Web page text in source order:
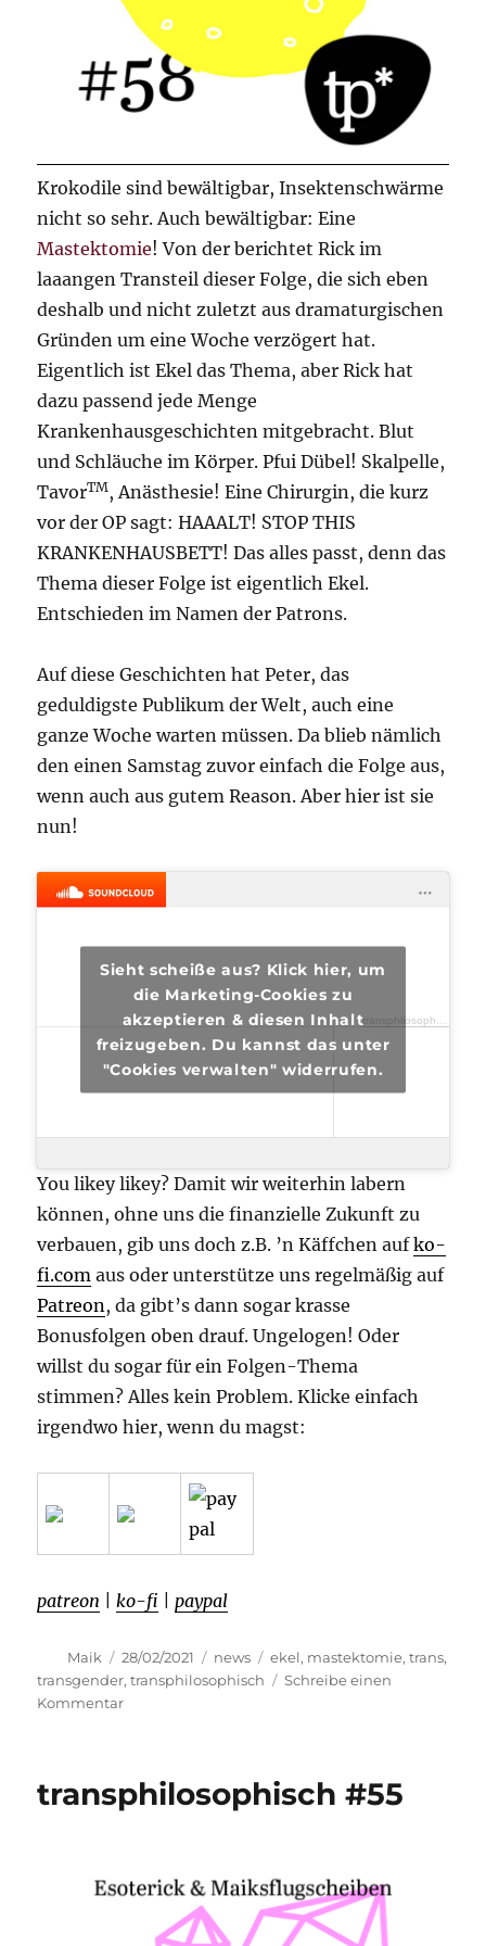
Krokodile sind bewältigbar, Insektenschwärme
nicht so sehr. Auch bewältigbar: Eine
Mastektomie! Von der berichtet Rick im
laaangen Transteil dieser Folge, die sich eben
deshalb und nicht zuletzt aus dramaturgischen
Gründen um eine Woche verzögert hat.
Eigentlich ist Ekel das Thema, aber Rick hat
dazu passend jede Menge
Krankenhausgeschichten mitgebracht. Blut
und Schläuche im Körper. Pfui Dübel! Skalpelle,
TavorTM, Anästhesie! Eine Chirurgin, die kurz
vor der OP sagt: HAAALT! STOP THIS
KRANKENHAUSBETT! Das alles passt, denn das
Thema dieser Folge ist eigentlich Ekel.
Entschieden im Namen der Patrons.
Auf diese Geschichten hat Peter, das
geduldigste Publikum der Welt, auch eine
ganze Woche warten müssen. Da blieb nämlich
den einen Samstag zuvor einfach die Folge aus,
wenn auch aus gutem Reason. Aber hier ist sie
nun!
Sieht scheiße aus? Klick hier, um
die Marketing-Cookies zu
akzeptieren & diesen Inhalt
freizugeben. Du kannst das unter
"Cookies verwalten" widerrufen.
You likey likey? Damit wir weiterhin labern
können, ohne uns die finanzielle Zukunft zu
verbauen, gib uns doch z.B. ’n Käffchen aufko-
fi.com aus oder unterstütze uns regelmäßig auf
Patreon , da gibt’s dann sogar krasse
Bonusfolgen oben drauf. Ungelogen! Oder
willst du sogar für ein Folgen-Thema
stimmen? Alles kein Problem. Klicke einfach
irgendwo hier, wenn du magst:
patreon ko-fi paypal
Autor
Maik
Veröffentlicht
am
28/02/2021 Kategorien
news Schlagwörter
ekel, mastektomie,trans,
transgender,transphilosophisch
Schreibe einen
Kommentarzu
transphilosophisch #55